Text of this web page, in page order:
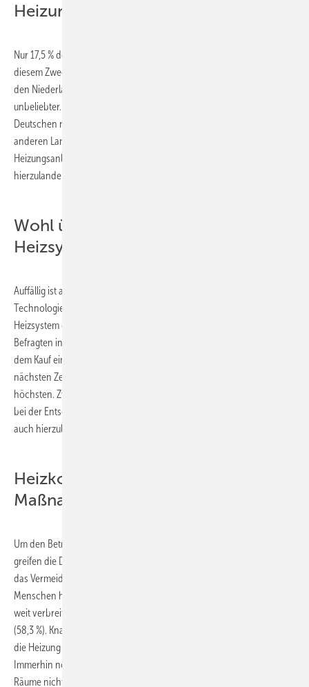
Heizung
Nur 17,5 % der Deutschen spielen dagegen mit dem Gedanken, sich zu
diesem Zweck eine effizientere Heizung einbauen zu lassen. Nur in
den Niederlanden und Österreich ist diese Maßnahme noch
unbeliebter. Dies überrascht, denn grundsätzlich scheinen die
Deutschen nicht an moderner Heiztechnik zu zweifeln: In keinem
anderen Land ist der Anteil derjenigen, die glauben, dass eine neue
Heizungsanlage langfristig Ersparnisse bringt, so hoch wie
hierzulande (rund 42 %).
Wohl überlegt: Investitionen in neue
Heizsysteme
Auffällig ist außerdem, dass europaweit angesichts der
Technologievielfalt eine große Unsicherheit darüber besteht, welches
Heizsystem das richtige ist. So wollen jeweils mehr als die Hälfte der
Befragten in Frankreich, Russland und dem Vereinigten Königreich vor
dem Kauf einer neuen Heizung die technischen Entwicklungen der
nächsten Zeit abwarten. In Italien ist dieser Anteil mit rund 58 % am
höchsten. Zwar wohnen in Deutschland am wenigsten Menschen, die
bei der Entscheidung für eine neue Heizung derartig zögern, doch
auch hierzulande trifft dies noch auf rund 42 % der Befragten zu.
Heizkosten senken: Vielfältige
Maßnahmen
Um den Betrag auf ihrer nächsten Heizkostenabrechnung zu senken,
greifen die Deutschen zu vielfältigen Maßnahmen. Dabei erfreut sich
das Vermeiden von Dauerlüften größter Beliebtheit, rund 62 % der
Menschen hierzulande halten dies für besonders wirksam. Ebenfalls
weit verbreitet ist es, die Heizung möglichst spät im Jahr anzustellen
(58,3 %). Knapp die Hälfte der Deutschen schwört außerdem darauf,
die Heizung so zu programmieren, dass sie nachts nicht heizt.
Immerhin noch mehr als ein Viertel der Befragten gibt an, bestimmte
Räume nicht mehr zu heizen und auf ihre Nutzung zu verzichten, um